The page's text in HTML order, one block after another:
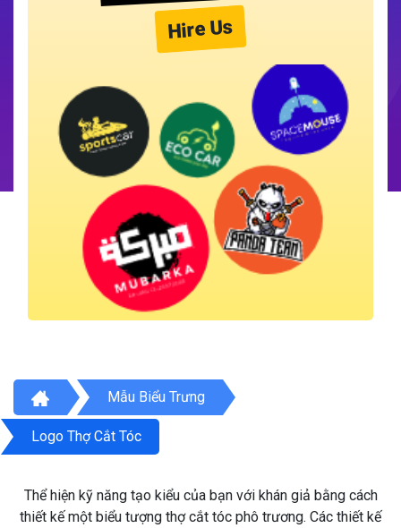
Hire Us
Mẫu Biểu Trưng
Logo Thợ Cắt Tóc
Thể hiện kỹ năng tạo kiểu của bạn với khán giả bằng cách
thiết kế một biểu tượng thợ cắt tóc phô trương. Các thiết kế